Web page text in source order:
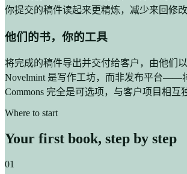
你提交的稿件读起来更精炼，减少来回修改
他们的书，你的工具
将完成的稿件导出并交付给客户，由他们
Novelmint 是写作工坊，而非发布平台——
Commons 完全是可选项，与客户项目相互
Where to start
Your first book, step by step
01